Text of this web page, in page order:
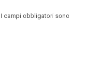
I campi obbligatori sono